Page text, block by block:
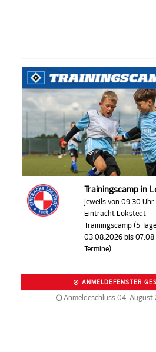
Trainingscamp in
jeweils von 09.30 Uhr
Eintracht Lokstedt
Trainingscamp (5
03.08.2026 bis
Termine)
ANMELDEFENSTER
Anmeldeschluss 04. August